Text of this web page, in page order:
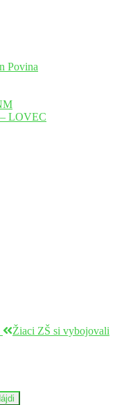
Povina
LOVEC
Žiaci ZŠ si vybojovali